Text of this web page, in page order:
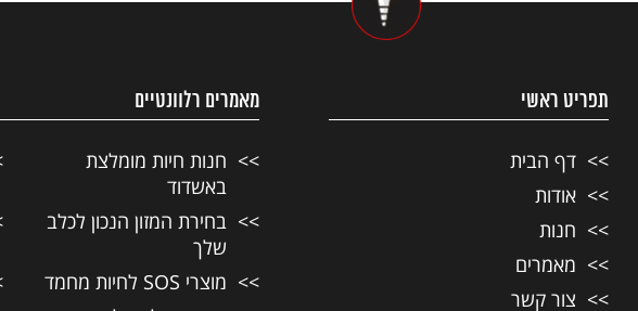
תפריט ראשי
דף הבית
אודות
חנות
מאמרים
צור קשר
מאמרים רלוונטיים
חנות חיות מומלצת
באשדוד
בחירת המזון הנכון לכלב
שלך
מוצרי SOS לחיות מחמד